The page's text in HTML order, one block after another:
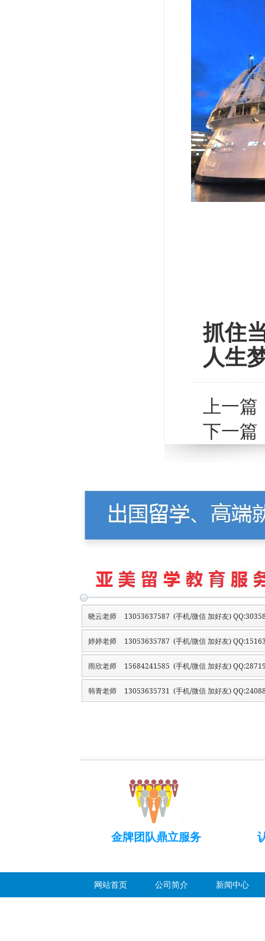
抓住
人生
上一篇
下一篇
晓云老师 13053637587 (手机/微信 加好友)
婷婷老师 13053635787 (手机/微信 加好友)
雨欣老师 15684241585 (手机/微信 加好友)
韩青老师 13053635731 (手机/微信 加好友)
金牌团队鼎立服务
网站首页 公司简介 新闻中心